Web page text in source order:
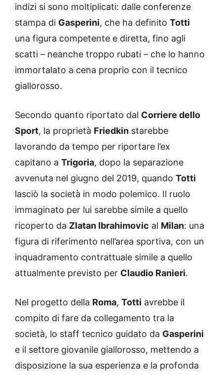
indizi si sono moltiplicati: dalle conferenze
stampa di Gasperini, che ha definito Totti
una figura competente e diretta, fino agli
scatti – neanche troppo rubati – che lo hanno
immortalato a cena proprio con il tecnico
giallorosso.
Secondo quanto riportato dal Corriere dello
Sport, la proprietà Friedkin starebbe
lavorando da tempo per riportare l’ex
capitano a Trigoria, dopo la separazione
avvenuta nel giugno del 2019, quando Totti
lasciò la società in modo polemico. Il ruolo
immaginato per lui sarebbe simile a quello
ricoperto da Zlatan Ibrahimovic al Milan: una
figura di riferimento nell’area sportiva, con un
inquadramento contrattuale simile a quello
attualmente previsto per Claudio Ranieri.
Nel progetto della Roma, Totti avrebbe il
compito di fare da collegamento tra la
società, lo staff tecnico guidato da Gasperini
e il settore giovanile giallorosso, mettendo a
disposizione la sua esperienza e la profonda